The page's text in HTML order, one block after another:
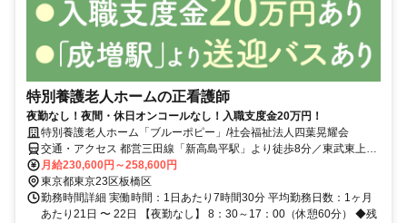
特別養護老人ホームの正看護師
夜勤なし！夜間・休日オンコールなし！入職支度金20万円！
特別養護老人ホーム「ブルーポピー」/社会福祉法人四葉晃耀会
交通・アクセス 都営三田線「新高島平駅」より徒歩8分／東武東上線
「成増駅」より施設前まで職員専用送迎バスあり（365日運行）
月給230,600円～258,600円
東京都東京23区板橋区
勤務時間詳細 実働時間：1日あたり7時間30分 平均勤務日数：1ヶ月
あたり21日 〜 22日 【夜勤なし】 8：30～17：00（休憩60分） ◆残